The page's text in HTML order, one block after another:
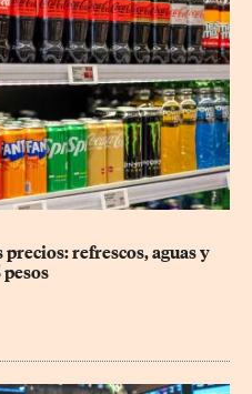
precios: refrescos, aguas y
pesos